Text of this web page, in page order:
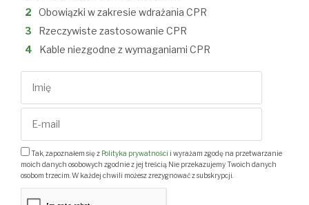
Obowiązki w zakresie wdrażania CPR
Rzeczywiste zastosowanie CPR
Kable niezgodne z wymaganiami CPR
Tak, zapoznałem się z Polityka prywatności i wyrażam zgodę na przetwarzanie
moich danych osobowych zgodnie z jej treścią. Nie przekazujemy Twoich danych
osobom trzecim. W każdej chwili możesz zrezygnować z subskrypcji.